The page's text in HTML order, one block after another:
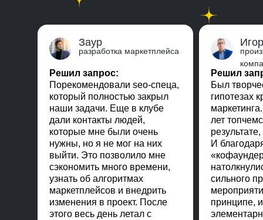
Решил
Был
гипотезах
лет
И
сильного
принципе,
Заур
Решил запрос:
Порекомендовали seo-спеца,
который полностью закрыл
наши задачи. Еще в клубе
дали контакты людей,
которые мне были очень
нужны, но я не мог на них
выйти. Это позволило мне
сэкономить много времени,
узнать об алгоритмах
маркетплейсов и внедрить
изменения в проект. После
этого весь день летал с
разработка маркетплейса